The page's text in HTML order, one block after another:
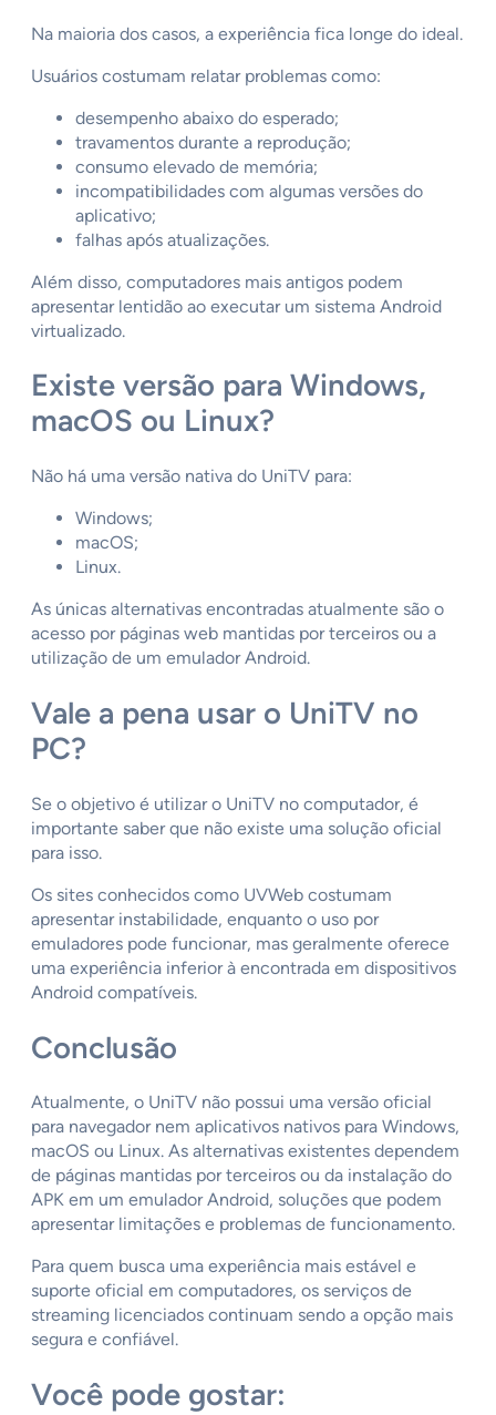
Na maioria dos casos, a experiência fica longe do ideal.
Usuários costumam relatar problemas como:
desempenho abaixo do esperado;
travamentos durante a reprodução;
consumo elevado de memória;
incompatibilidades com algumas versões do
aplicativo;
falhas após atualizações.
Além disso, computadores mais antigos podem
apresentar lentidão ao executar um sistema Android
virtualizado.
Existe versão para Windows,
macOS ou Linux?
Não há uma versão nativa do UniTV para:
Windows;
macOS;
Linux.
As únicas alternativas encontradas atualmente são o
acesso por páginas web mantidas por terceiros ou a
utilização de um emulador Android.
Vale a pena usar o UniTV no
PC?
Se o objetivo é utilizar o UniTV no computador, é
importante saber que não existe uma solução oficial
para isso.
Os sites conhecidos como UVWeb costumam
apresentar instabilidade, enquanto o uso por
emuladores pode funcionar, mas geralmente oferece
uma experiência inferior à encontrada em dispositivos
Android compatíveis.
Conclusão
Atualmente, o UniTV não possui uma versão oficial
para navegador nem aplicativos nativos para Windows,
macOS ou Linux. As alternativas existentes dependem
de páginas mantidas por terceiros ou da instalação do
APK em um emulador Android, soluções que podem
apresentar limitações e problemas de funcionamento.
Para quem busca uma experiência mais estável e
suporte oficial em computadores, os serviços de
streaming licenciados continuam sendo a opção mais
segura e confiável.
Você pode gostar: